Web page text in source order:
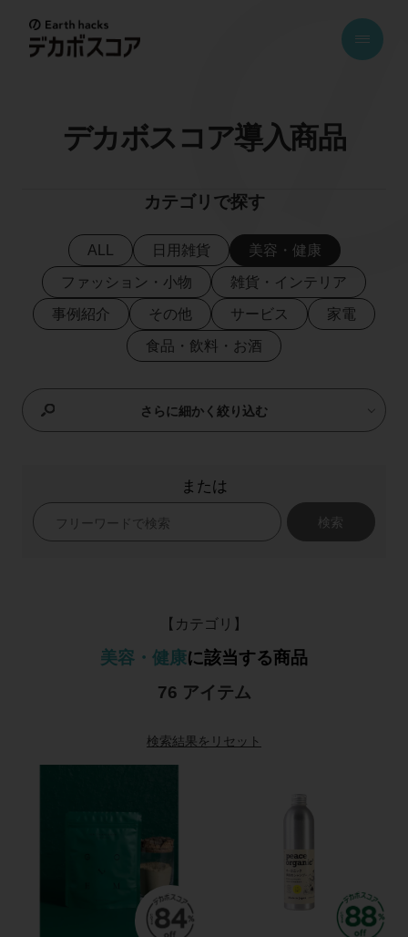
h
h
c
デ
カ
ボ
ス
デカボスコア導入商品
カテゴリで探す
ALL 日用雑貨 美容・健康
ファッション・小物 雑貨・インテリア
事例紹介 その他 サービス 家電
食品・飲料・お酒
さらに細かく絞り込む
または
検索
【カテゴリ】
美容・健康に該当する商品
76 アイテム
検索結果をリセット